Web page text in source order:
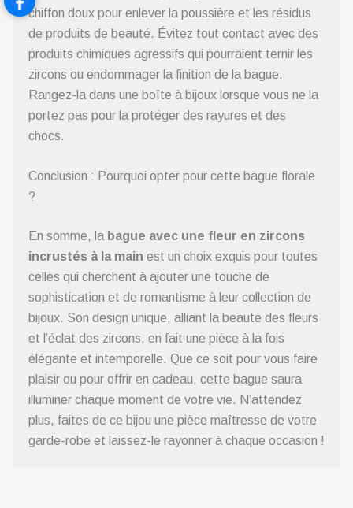
chiffon doux pour enlever la poussière et les résidus
de produits de beauté. Évitez tout contact avec des
produits chimiques agressifs qui pourraient ternir les
zircons ou endommager la finition de la bague.
Rangez-la dans une boîte à bijoux lorsque vous ne la
portez pas pour la protéger des rayures et des
chocs.
Conclusion : Pourquoi opter pour cette bague florale
?
En somme, la bague avec une fleur en zircons
incrustés à la main est un choix exquis pour toutes
celles qui cherchent à ajouter une touche de
sophistication et de romantisme à leur collection de
bijoux. Son design unique, alliant la beauté des fleurs
et l’éclat des zircons, en fait une pièce à la fois
élégante et intemporelle. Que ce soit pour vous faire
plaisir ou pour offrir en cadeau, cette bague saura
illuminer chaque moment de votre vie. N’attendez
plus, faites de ce bijou une pièce maîtresse de votre
garde-robe et laissez-le rayonner à chaque occasion !